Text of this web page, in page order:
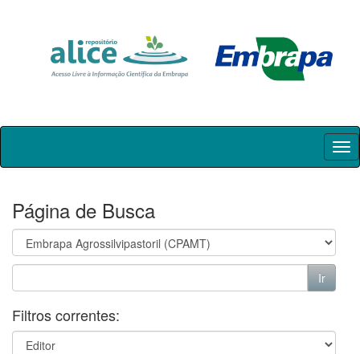
Skip
Página de Busca
Filtros correntes: